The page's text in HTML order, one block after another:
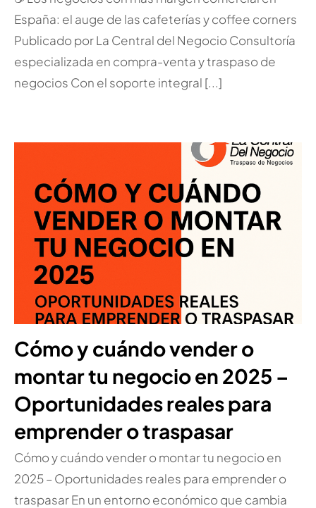
España: el auge de las cafeterías y coffee corners
Publicado por La Central del Negocio Consultoría
especializada en compra-venta y traspaso de
negocios Con el soporte integral [...]
Cómo y cuándo vender o
montar tu negocio en 2025 –
Oportunidades reales para
emprender o traspasar
Cómo y cuándo vender o montar tu negocio en
2025 – Oportunidades reales para emprender o
traspasar En un entorno económico que cambia